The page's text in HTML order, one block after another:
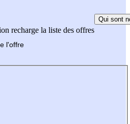
recharge la liste des offres
Qui sont
l'offre